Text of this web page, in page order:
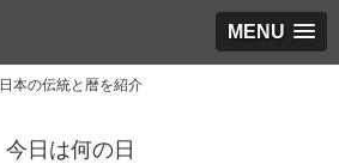
MENU
日本の伝統と暦を紹介
今日は何の日